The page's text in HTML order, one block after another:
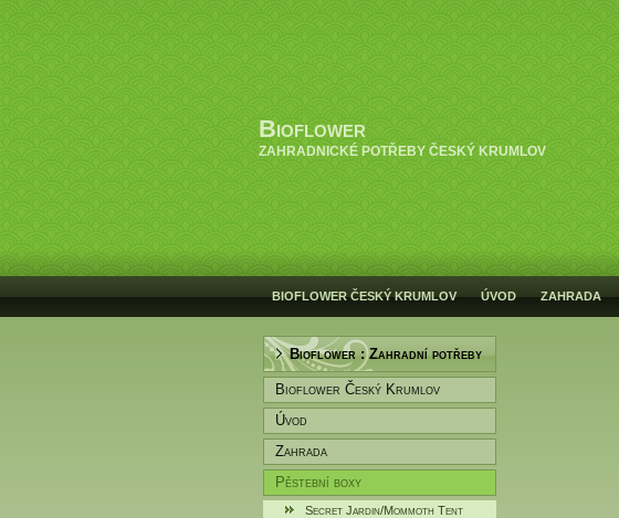
Bioflower
ZAHRADNICKÉ POTŘEBY ČESKÝ KRUMLOV
BIOFLOWER ČESKÝ KRUMLOV ÚVOD ZAHRADA
Bioflower : Zahradní potřeby
Bioflower Český Krumlov
Úvod
Zahrada
Pěstební boxy
Secret Jardin/Mommoth Tent